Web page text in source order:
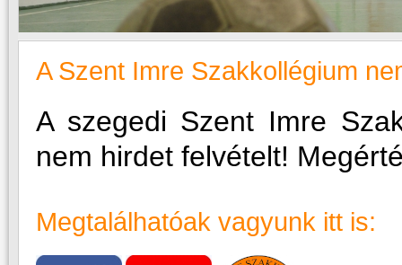
A Szent Imre Szakkollégium
A szegedi Szent Imre
nem hirdet felvételt!
Megtalálhatóak vagyunk itt is: